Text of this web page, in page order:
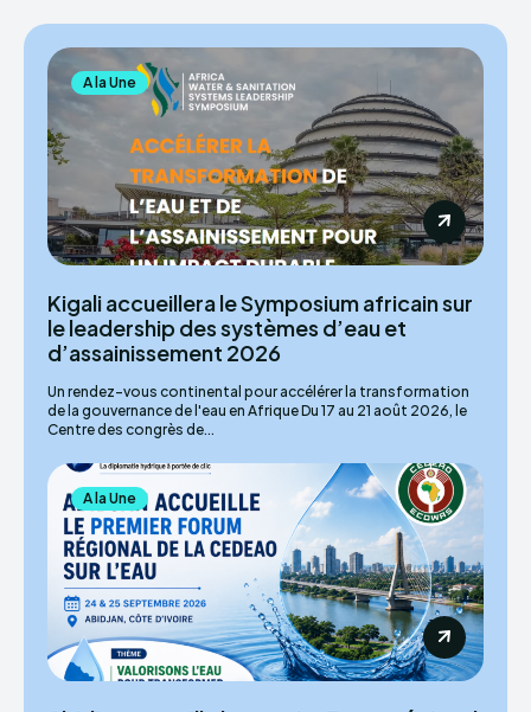
A la Une
Kigali accueillera le Symposium africain sur
le leadership des systèmes d’eau et
d’assainissement 2026
Un rendez-vous continental pour accélérer la transformation
de la gouvernance de l'eau en Afrique Du 17 au 21 août 2026, le
Centre des congrès de...
A la Une